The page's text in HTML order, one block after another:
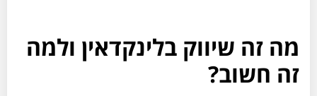
מה זה שיווק בלינקדאין ולמה
זה חשוב?